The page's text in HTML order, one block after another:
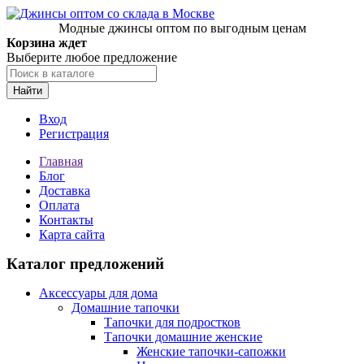
Модные джинсы оптом по выгодным ценам
Корзина ждет
Выберите любое предложение
Найти
Вход
Регистрация
Главная
Блог
Доставка
Оплата
Контакты
Карта сайта
Каталог предложений
Аксессуары для дома
Домашние тапочки
Тапочки для подростков
Тапочки домашние женские
Женские тапочки-сапожки